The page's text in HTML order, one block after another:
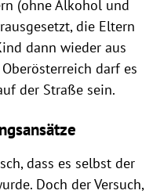
(ohne Alkohol und
die Eltern
dann wieder aus
darf es
der Straße sein.
dass es selbst der
Doch der Versuch,